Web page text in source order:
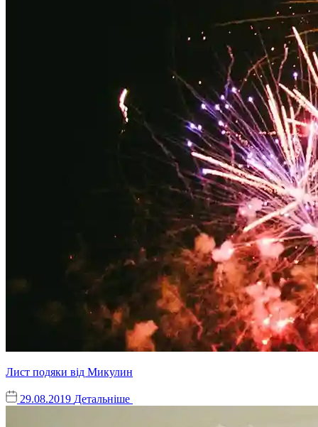
Лист подяки від Микулин
29.08.2019 Детальніше